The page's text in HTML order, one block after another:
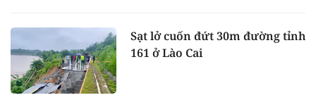
Sạt lở cuốn đứt 30m đường tỉnh
161 ở Lào Cai